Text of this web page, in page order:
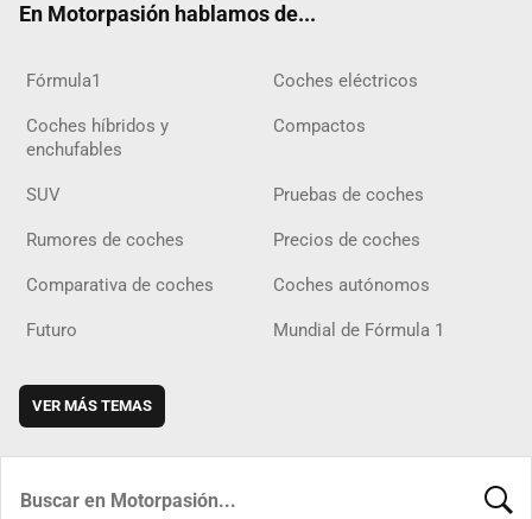
En Motorpasión hablamos de...
Fórmula1 Coches eléctricos
Coches híbridos y
enchufables
Compactos
SUV Pruebas de coches
Rumores de coches Precios de coches
Comparativa de coches Coches autónomos
Futuro Mundial de Fórmula 1
VER MÁS TEMAS